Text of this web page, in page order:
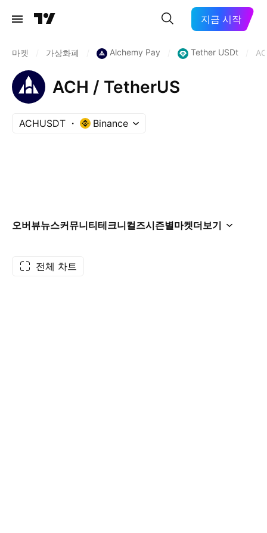
지금 시작
마켓 가상화폐 Alchemy Pay Tether USDt
ACH / TetherUS
ACHUSDT Binance
오버뷰뉴스커뮤니티테크니컬즈시즌별마켓더보기
전체 차트